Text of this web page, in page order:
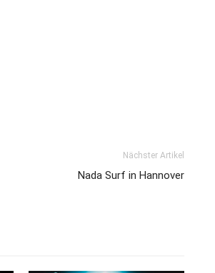
Nächster Artikel
Nada Surf in Hannover